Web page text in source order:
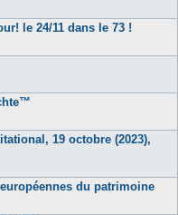
le 24/11 dans le 73 !
19 octobre (2023),
du patrimoine